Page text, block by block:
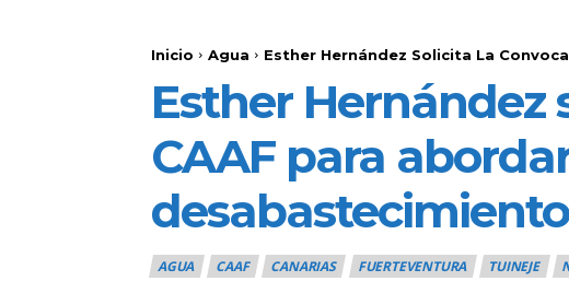
Inicio Agua Esther Hernández Solicita La
Esther
CAAF para
AGUA CAAF CANARIAS FUERTEVENTURA TUINEJE